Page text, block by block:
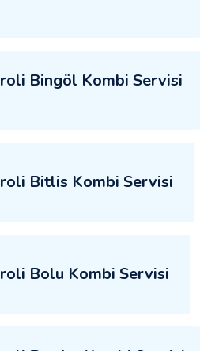
Bingöl Kombi Servisi
Bitlis Kombi Servisi
Bolu Kombi Servisi